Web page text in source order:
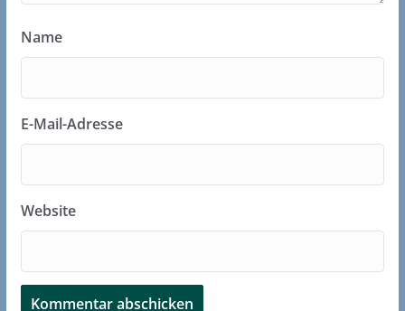
Name
E-Mail-Adresse
Website